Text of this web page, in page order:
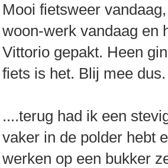
Mooi fietsweer
woon-werk vandaag en
Vittorio gepakt. Heen
fiets is het. Blij mee
....terug had ik een
vaker in de polder hebt
werken op een bukker